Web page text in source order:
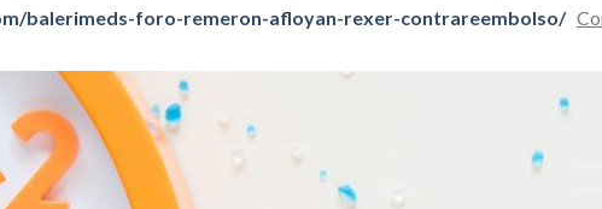
balerimeds-foro-remeron-afloyan-rexer-contrareembolso/